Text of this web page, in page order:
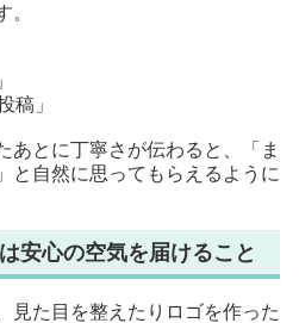
。
稿」
あとに丁寧さが伝わると、「ま
と自然に思ってもらえるように
安心の空気を届けること
見た目を整えたりロゴを作った